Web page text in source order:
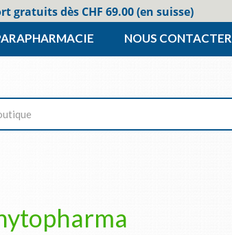
gratuits dès CHF 69.00 (en suisse)
NOUS CONTACTER